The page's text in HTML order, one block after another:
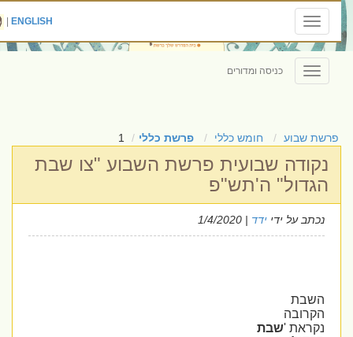
Toggle
navigation
ENGLISH
|
Toggle
navigation
כניסה ומדורים
פרשת שבוע חומש כללי פרשת כללי 1
נקודה שבועית פרשת השבוע "צו שבת
הגדול" ה'תש"פ
נכתב על ידיידד| 1/4/2020
השבת
הקרובה
נקראת 'שבת